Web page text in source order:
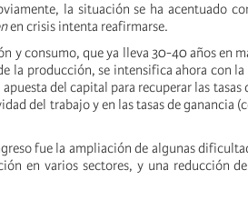
la situación se ha acentuado
en crisis intenta reafirmarse.
y consumo, que ya lleva 30-40 años en
la producción, se intensifica ahora con
del capital para recuperar las tasas
del trabajo y en las tasas de ganancia
fue la ampliación de algunas
en varios sectores, y una reducción